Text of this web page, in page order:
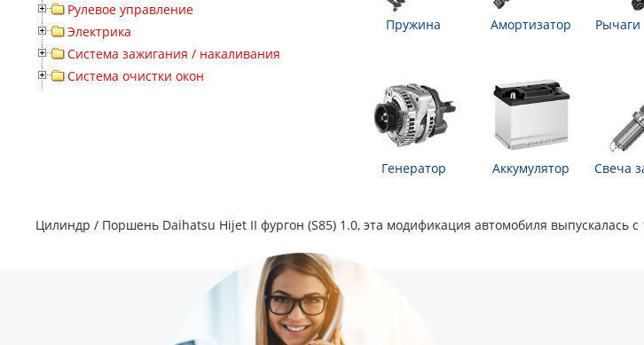
Рулевое управление
Электрика
Система зажигания / накаливания
Система очистки окон
Пружина Амортизатор Рычаги
Генератор Аккумулятор Свеча
Цилиндр / Поршень Daihatsu Hijet II фургон (S85) 1.0, эта модификация автомобиля выпускалась с